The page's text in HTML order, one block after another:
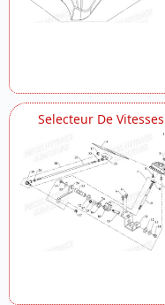
Selecteur De Vitesses